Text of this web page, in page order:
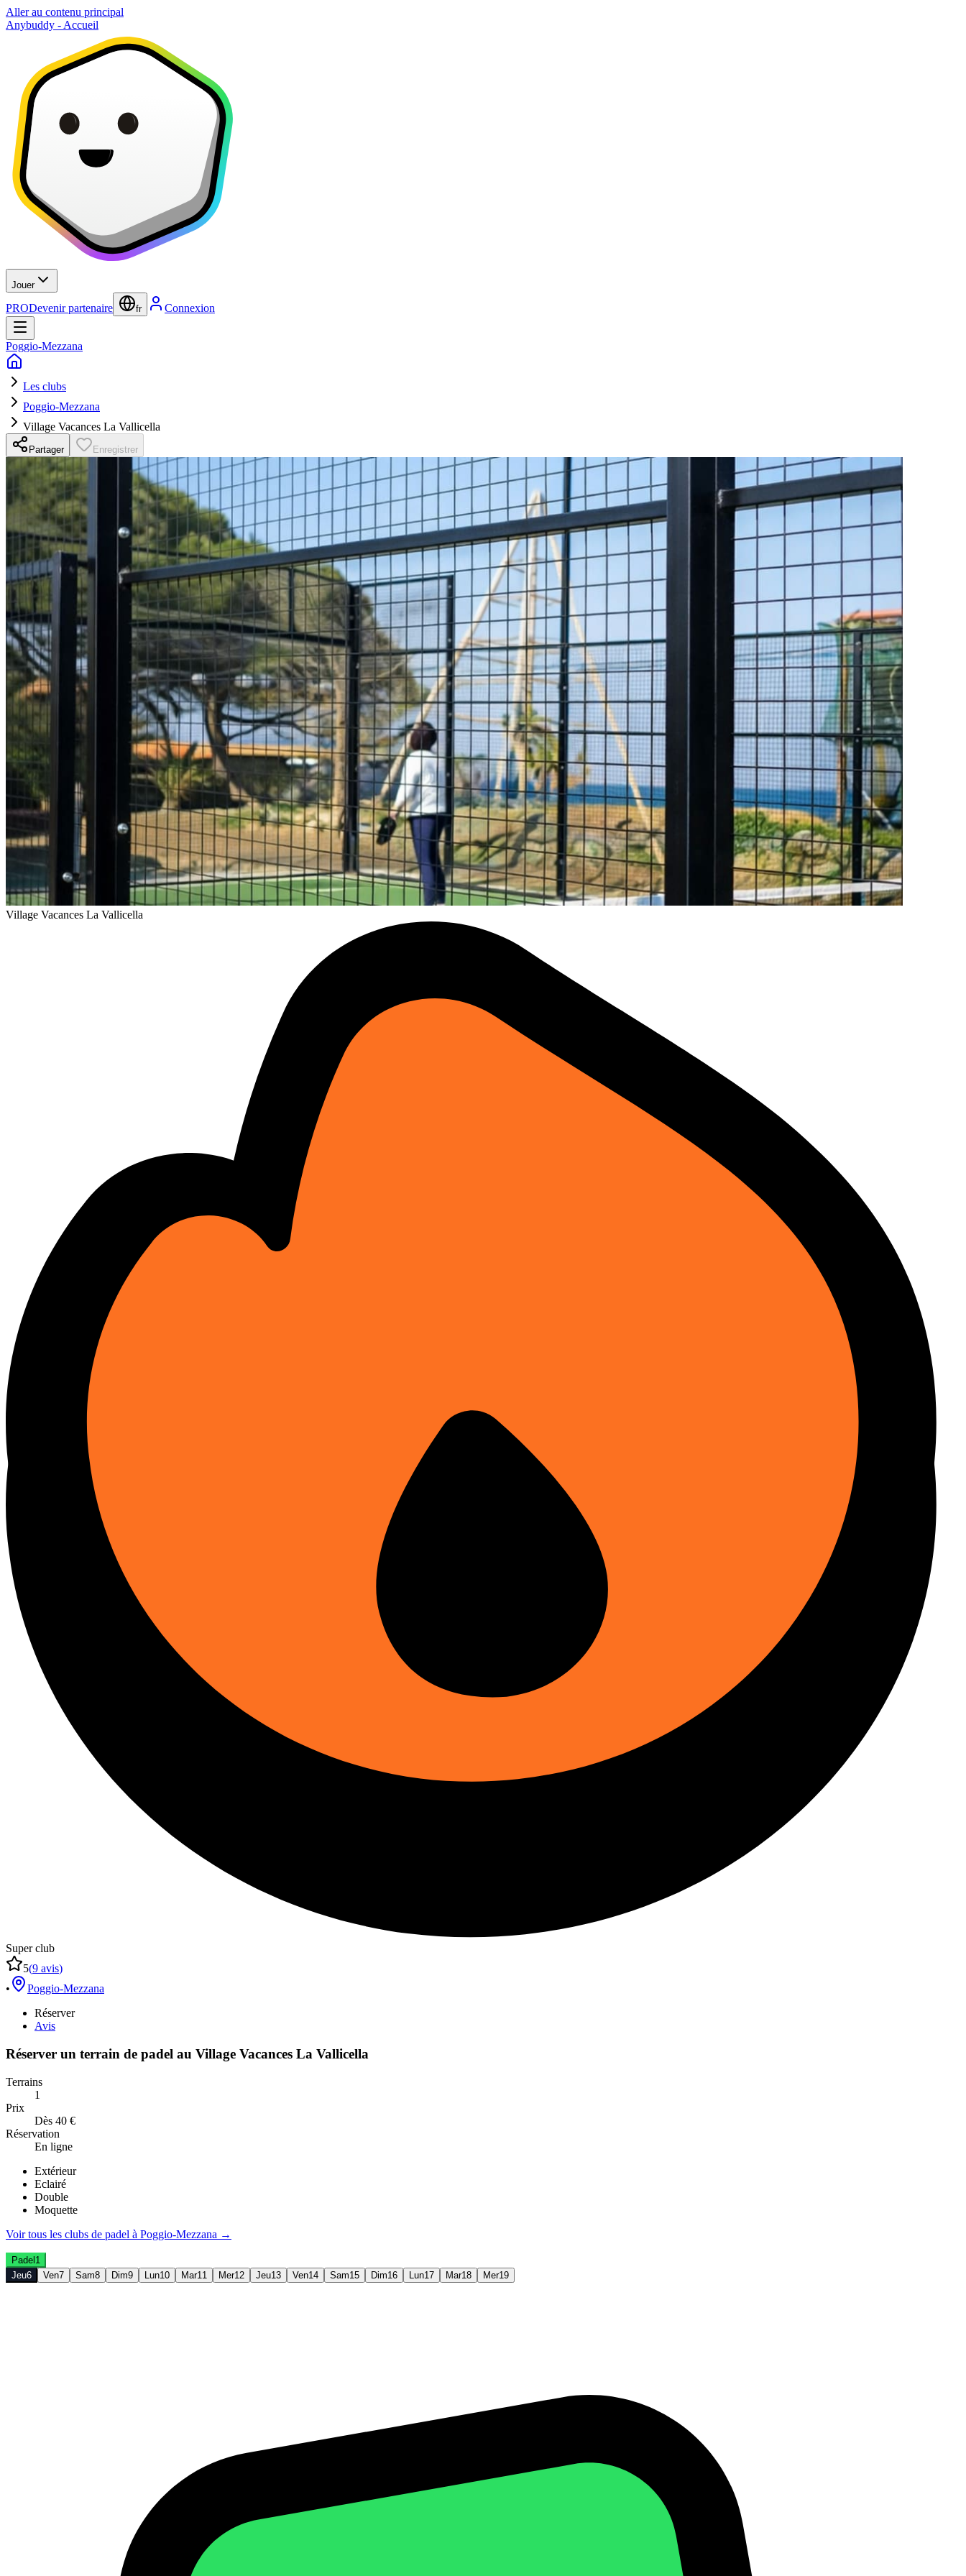
Aller au contenu principal
Anybuddy - Accueil
Jouer
PRODevenir partenaire fr Connexion
Poggio-Mezzana
Les clubs
Poggio-Mezzana
Village Vacances La Vallicella
Partager Enregistrer
Village Vacances La Vallicella
Super club
5(9 avis)
•
Poggio-Mezzana
Réserver
Avis
Réserver un terrain de padel au Village Vacances La Vallicella
Terrains
1
Prix
Dès 40 €
Réservation
En ligne
Extérieur
Eclairé
Double
Moquette
Voir tous les clubs de padel à Poggio-Mezzana →
Padel 1
Jeu6 Ven7 Sam8 Dim9 Lun10 Mar11 Mer12 Jeu13 Ven14 Sam15 Dim16 Lun17 Mar18 Mer19